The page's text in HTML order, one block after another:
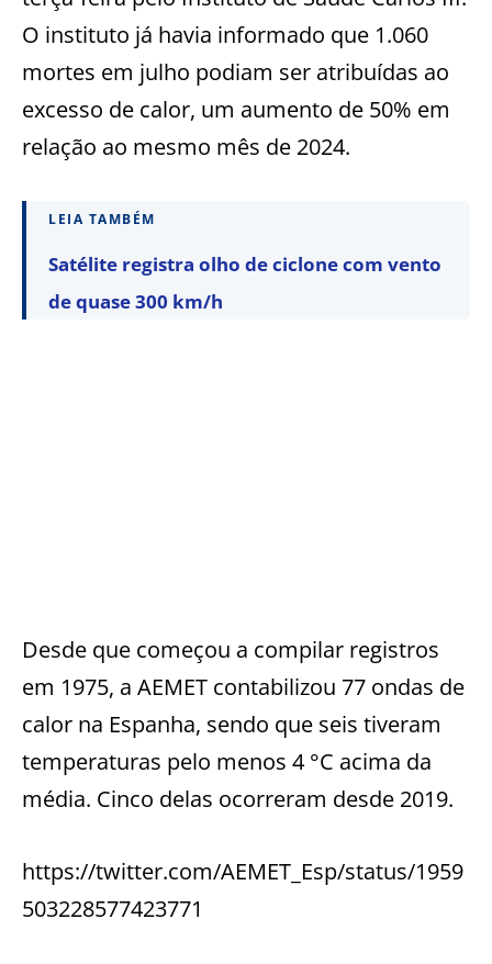
O instituto já havia informado que 1.060
mortes em julho podiam ser atribuídas ao
excesso de calor, um aumento de 50% em
relação ao mesmo mês de 2024.
LEIA TAMBÉM
Satélite registra olho de ciclone com vento
de quase 300 km/h
Desde que começou a compilar registros
em 1975, a AEMET contabilizou 77 ondas de
calor na Espanha, sendo que seis tiveram
temperaturas pelo menos 4 °C acima da
média. Cinco delas ocorreram desde 2019.
https://twitter.com/AEMET_Esp/status/1959
503228577423771